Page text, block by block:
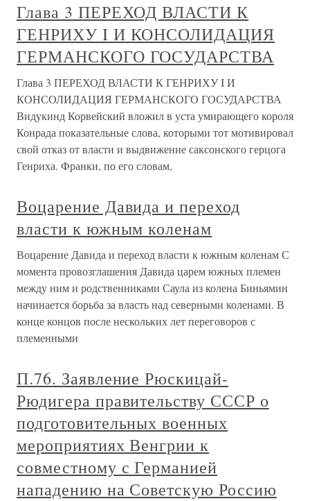
Глава 3 ПЕРЕХОД ВЛАСТИ К
ГЕНРИХУ I И КОНСОЛИДАЦИЯ
ГЕРМАНСКОГО ГОСУДАРСТВА
Глава 3 ПЕРЕХОД ВЛАСТИ К ГЕНРИХУ I И
КОНСОЛИДАЦИЯ ГЕРМАНСКОГО ГОСУДАРСТВА
Видукинд Корвейский вложил в уста умирающего короля
Конрада показательные слова, которыми тот мотивировал
свой отказ от власти и выдвижение саксонского герцога
Генриха. Франки, по его словам,
Воцарение Давида и переход
власти к южным коленам
Воцарение Давида и переход власти к южным коленам С
момента провозглашения Давида царем южных племен
между ним и родственниками Саула из колена Биньямин
начинается борьба за власть над северными коленами. В
конце концов после нескольких лет переговоров с
племенными
П.76. Заявление Рюскицай-
Рюдигера правительству СССР о
подготовительных военных
мероприятиях Венгрии к
совместному с Германией
нападению на Советскую Россию